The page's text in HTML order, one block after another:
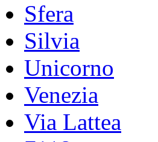
Sfera
Silvia
Unicorno
Venezia
Via Lattea